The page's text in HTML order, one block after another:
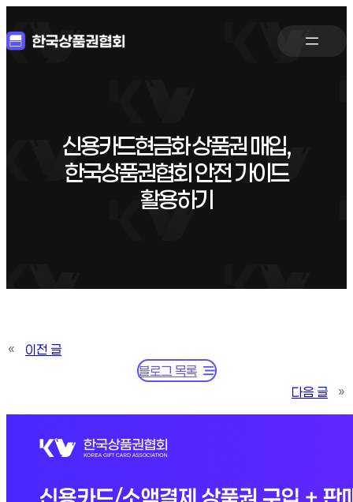
신용카드현금화 상품권 매입,
한국상품권협회 안전 가이드
활용하기
«
이전 글
블로그 목록
다음 글
»